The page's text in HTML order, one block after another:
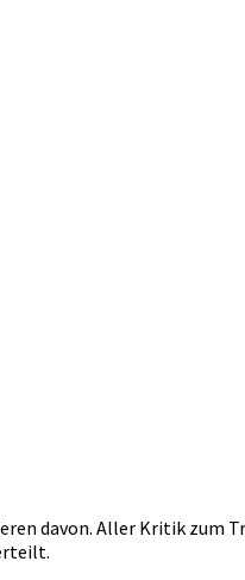
davon. Aller Kritik zum